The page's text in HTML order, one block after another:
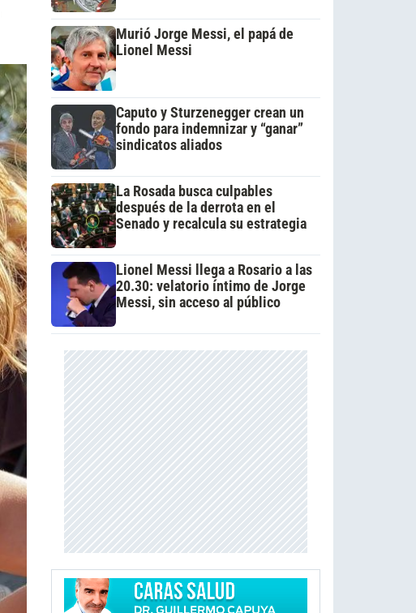
Murió Jorge Messi, el papá de
Lionel Messi
Caputo y Sturzenegger crean un
fondo para indemnizar y “ganar”
sindicatos aliados
La Rosada busca culpables
después de la derrota en el
Senado y recalcula su estrategia
Lionel Messi llega a Rosario a las
20.30: velatorio íntimo de Jorge
Messi, sin acceso al público